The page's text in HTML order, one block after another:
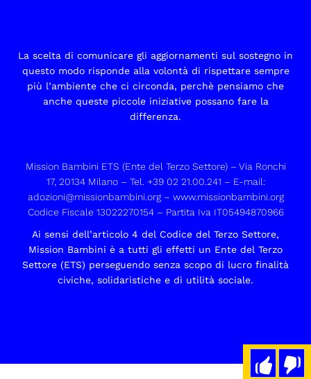
La scelta di comunicare gli aggiornamenti sul sostegno in
questo modo risponde alla volontà di rispettare sempre
più l’ambiente che ci circonda, perchè pensiamo che
anche queste piccole iniziative possano fare la
differenza.
Mission Bambini ETS (Ente del Terzo Settore) – Via Ronchi
17, 20134 Milano – Tel. +39 02 21.00.241 – E-mail:
adozioni@missionbambini.org– www.missionbambini.org
Codice Fiscale 13022270154 – Partita Iva IT05494870966
Ai sensi dell’articolo 4 del Codice del Terzo Settore,
Mission Bambini è a tutti gli effetti un Ente del Terzo
Settore (ETS) perseguendo senza scopo di lucro finalità
civiche, solidaristiche e di utilità sociale.